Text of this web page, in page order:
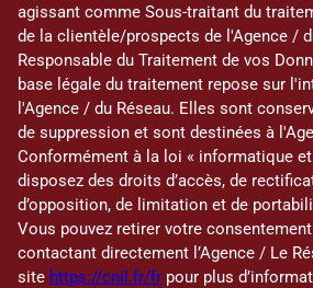
agissant comme Sous-traitant du
de la clientèle/prospects de l'Agence /
Responsable du Traitement de vos
base légale du traitement repose sur
l'Agence / du Réseau. Elles sont
de suppression et sont destinées à
Conformément à la loi « informatique
disposez des droits d’accès, de
d’opposition, de limitation et de
Vous pouvez retirer votre
contactant directement l’Agence / Le
site https://cnil.fr/fr pour plus